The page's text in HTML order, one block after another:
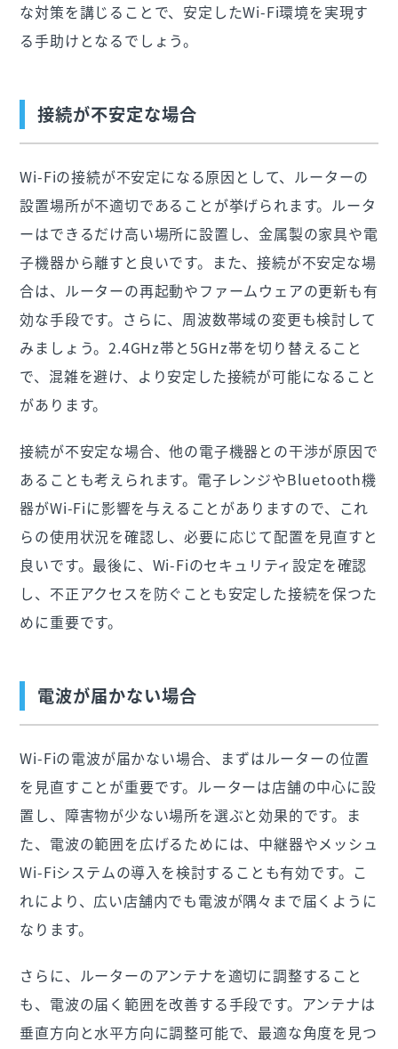
な対策を講じることで、安定したWi-Fi環境を実現す
る手助けとなるでしょう。
接続が不安定な場合
Wi-Fiの接続が不安定になる原因として、ルーターの
設置場所が不適切であることが挙げられます。ルータ
ーはできるだけ高い場所に設置し、金属製の家具や電
子機器から離すと良いです。また、接続が不安定な場
合は、ルーターの再起動やファームウェアの更新も有
効な手段です。さらに、周波数帯域の変更も検討して
みましょう。2.4GHz帯と5GHz帯を切り替えること
で、混雑を避け、より安定した接続が可能になること
があります。
接続が不安定な場合、他の電子機器との干渉が原因で
あることも考えられます。電子レンジやBluetooth機
器がWi-Fiに影響を与えることがありますので、これ
らの使用状況を確認し、必要に応じて配置を見直すと
良いです。最後に、Wi-Fiのセキュリティ設定を確認
し、不正アクセスを防ぐことも安定した接続を保つた
めに重要です。
電波が届かない場合
Wi-Fiの電波が届かない場合、まずはルーターの位置
を見直すことが重要です。ルーターは店舗の中心に設
置し、障害物が少ない場所を選ぶと効果的です。ま
た、電波の範囲を広げるためには、中継器やメッシュ
Wi-Fiシステムの導入を検討することも有効です。こ
れにより、広い店舗内でも電波が隅々まで届くように
なります。
さらに、ルーターのアンテナを適切に調整すること
も、電波の届く範囲を改善する手段です。アンテナは
垂直方向と水平方向に調整可能で、最適な角度を見つ